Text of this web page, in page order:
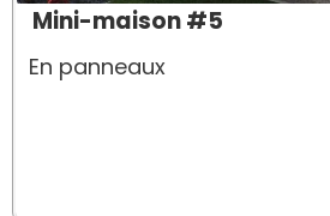
Mini-maison #5
En panneaux